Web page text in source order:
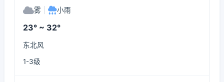
雾 小雨
23° ~ 32°
东北风
1-3级